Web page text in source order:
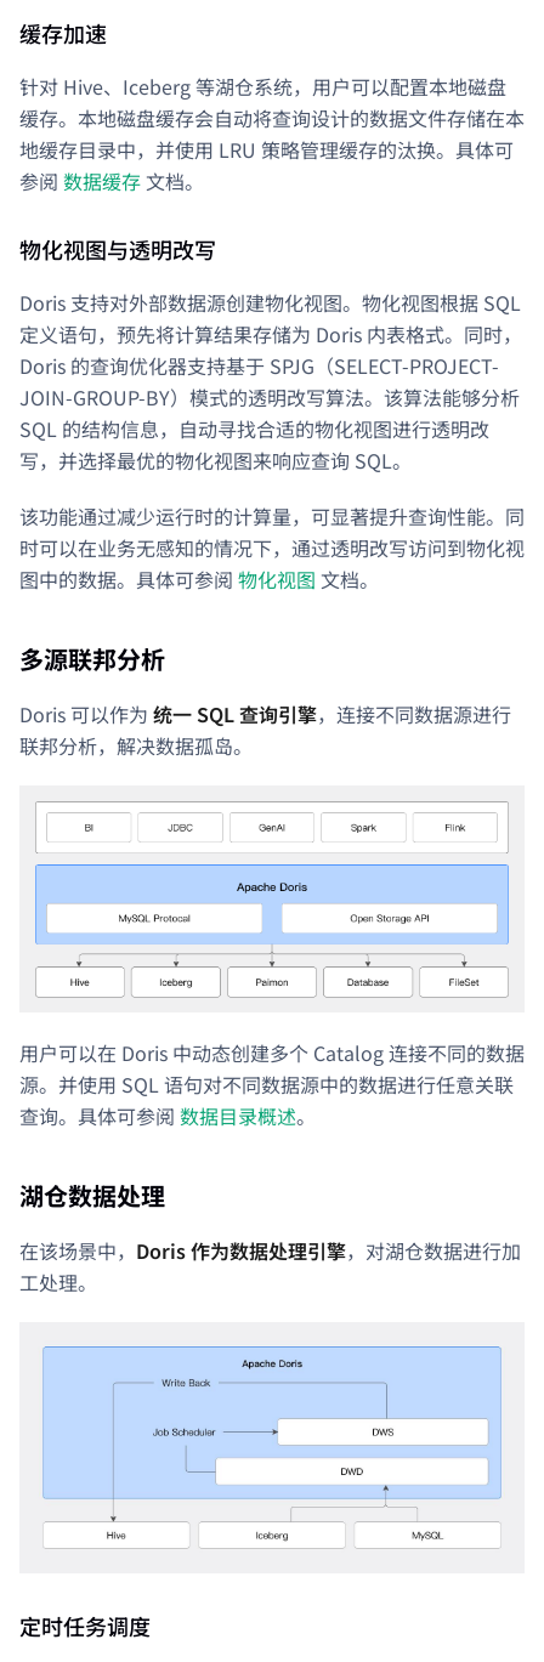
缓存加速
针对 Hive、Iceberg 等湖仓系统，用户可以配置本地磁盘
缓存。本地磁盘缓存会自动将查询设计的数据文件存储在本
地缓存目录中，并使用 LRU 策略管理缓存的汰换。具体可
参阅 数据缓存 文档。
物化视图与透明改写
Doris 支持对外部数据源创建物化视图。物化视图根据 SQL
定义语句，预先将计算结果存储为 Doris 内表格式。同时，
Doris 的查询优化器支持基于 SPJG（SELECT-PROJECT-
JOIN-GROUP-BY）模式的透明改写算法。该算法能够分析
SQL 的结构信息，自动寻找合适的物化视图进行透明改
写，并选择最优的物化视图来响应查询 SQL。
该功能通过减少运行时的计算量，可显著提升查询性能。同
时可以在业务无感知的情况下，通过透明改写访问到物化视
图中的数据。具体可参阅 物化视图 文档。
多源联邦分析
Doris 可以作为 统一 SQL 查询引擎，连接不同数据源进行
联邦分析，解决数据孤岛。
用户可以在 Doris 中动态创建多个 Catalog 连接不同的数据
源。并使用 SQL 语句对不同数据源中的数据进行任意关联
查询。具体可参阅 数据目录概述。
湖仓数据处理
在该场景中， Doris 作为数据处理引擎，对湖仓数据进行加
工处理。
定时任务调度